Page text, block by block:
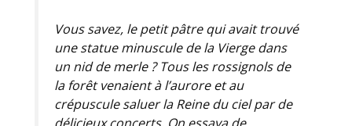
Vous savez, le petit pâtre qui avait trouvé
une statue minuscule de la Vierge dans
un nid de merle ? Tous les rossignols de
la forêt venaient à l’aurore et au
crépuscule saluer la Reine du ciel par de